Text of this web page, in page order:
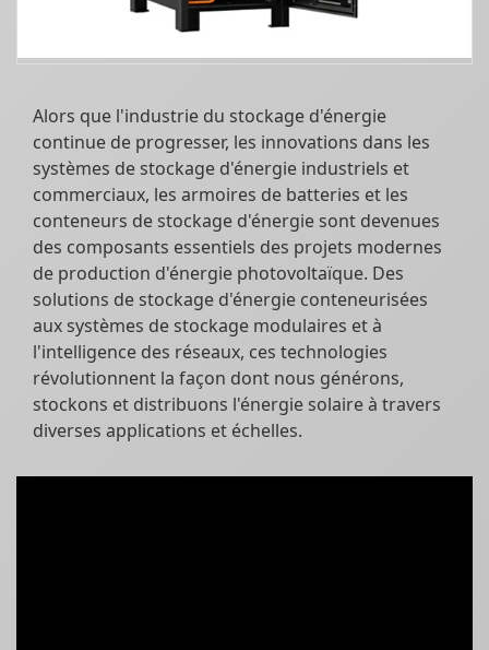
Alors que l'industrie du stockage d'énergie
continue de progresser, les innovations dans les
systèmes de stockage d'énergie industriels et
commerciaux, les armoires de batteries et les
conteneurs de stockage d'énergie sont devenues
des composants essentiels des projets modernes
de production d'énergie photovoltaïque. Des
solutions de stockage d'énergie conteneurisées
aux systèmes de stockage modulaires et à
l'intelligence des réseaux, ces technologies
révolutionnent la façon dont nous générons,
stockons et distribuons l'énergie solaire à travers
diverses applications et échelles.